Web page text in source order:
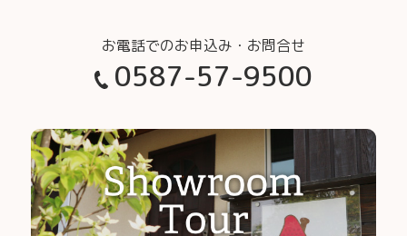
0587-57-9500